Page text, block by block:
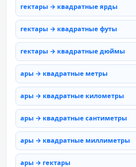
гектары → квадратные ярды
гектары → квадратные футы
гектары → квадратные дюймы
ары → квадратные метры
ары → квадратные километры
ары → квадратные сантиметры
ары → квадратные миллиметры
ары → гектары